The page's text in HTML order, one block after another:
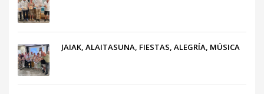
JAIAK, ALAITASUNA, FIESTAS, ALEGRÍA, MÚSICA